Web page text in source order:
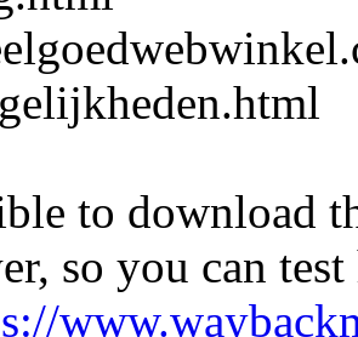
to download
so you can